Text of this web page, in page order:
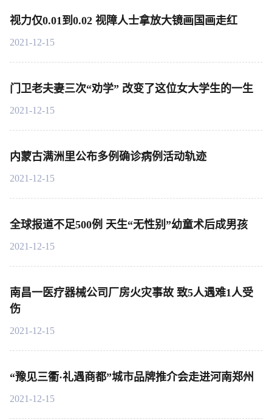
视力仅0.01到0.02 视障人士拿放大镜画国画走红
2021-12-15
门卫老夫妻三次“劝学” 改变了这位女大学生的一生
2021-12-15
内蒙古满洲里公布多例确诊病例活动轨迹
2021-12-15
全球报道不足500例 天生“无性别”幼童术后成男孩
2021-12-15
南昌一医疗器械公司厂房火灾事故 致5人遇难1人受
伤
2021-12-15
“豫见三衢·礼遇商都”城市品牌推介会走进河南郑州
2021-12-15